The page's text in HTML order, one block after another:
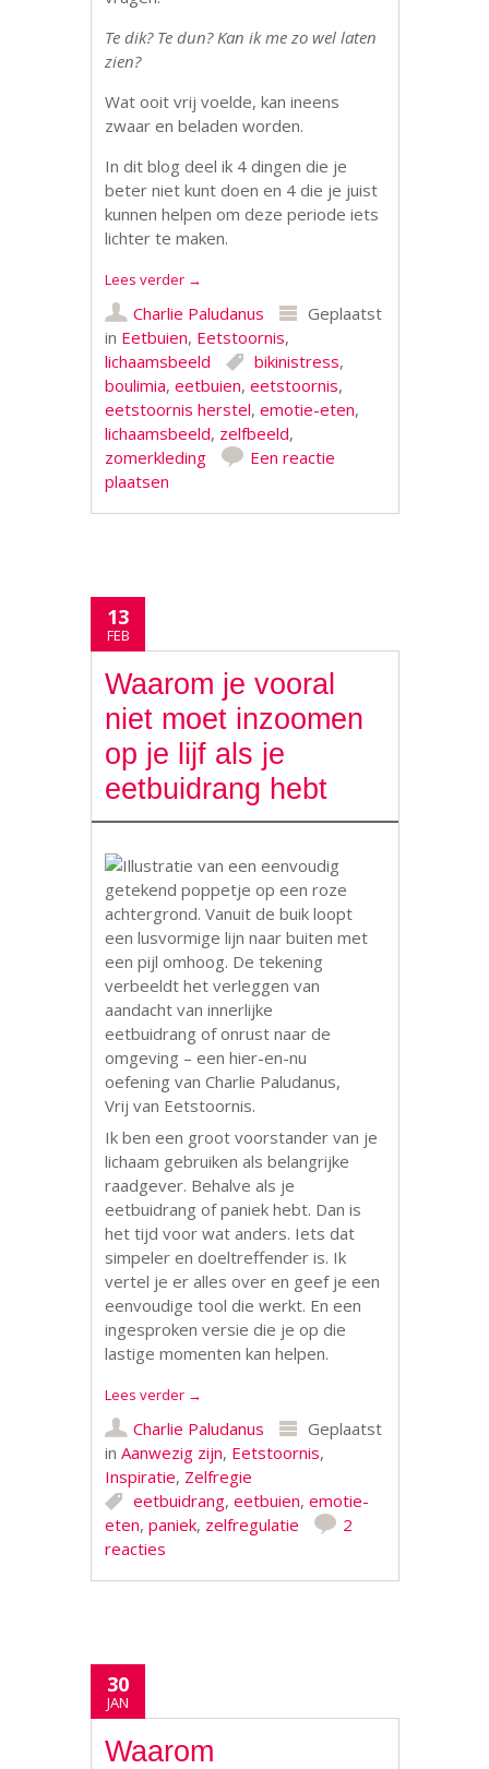
Te dik? Te dun? Kan ik me zo wel laten
zien?
Wat ooit vrij voelde, kan ineens
zwaar en beladen worden.
In dit blog deel ik 4 dingen die je
beter niet kunt doen en 4 die je juist
kunnen helpen om deze periode iets
lichter te maken.
Lees verder →
Charlie Paludanus
Geplaatst
in Eetbuien, Eetstoornis,
lichaamsbeeld
bikinistress,
boulimia,eetbuien,eetstoornis,
eetstoornis herstel,emotie-eten,
lichaamsbeeld, zelfbeeld,
zomerkleding
Een reactie
plaatsen
13
FEB
Waarom je vooral
niet moet inzoomen
op je lijf als je
eetbuidrang hebt
Ik ben een groot voorstander van je
lichaam gebruiken als belangrijke
raadgever. Behalve als je
eetbuidrang of paniek hebt. Dan is
het tijd voor wat anders. Iets dat
simpeler en doeltreffender is. Ik
vertel je er alles over en geef je een
eenvoudige tool die werkt. En een
ingesproken versie die je op die
lastige momenten kan helpen.
Lees verder →
Charlie Paludanus
Geplaatst
inAanwezig zijn, Eetstoornis,
Inspiratie, Zelfregie
eetbuidrang,eetbuien,emotie-
eten,paniek, zelfregulatie
2
reacties
30
JAN
Waarom